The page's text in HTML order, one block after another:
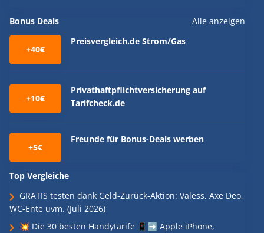
Bonus Deals Alle anzeigen
+40€
Preisvergleich.de Strom/Gas
+10€
Privathaftpflichtversicherung auf
Tarifcheck.de
+5€
Freunde für Bonus-Deals werben
Top Vergleiche
GRATIS testen dank Geld-Zurück-Aktion: Valess, Axe Deo,
WC-Ente uvm. (Juli 2026)
💥 Die 30 besten Handytarife 📱➡️ Apple iPhone,